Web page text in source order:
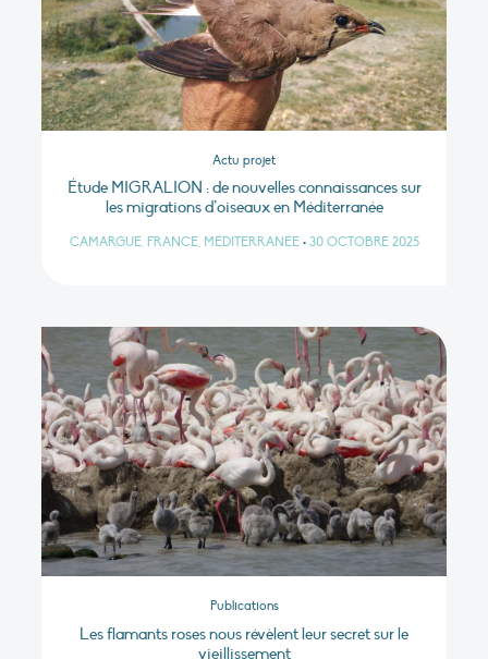
Actu projet
Étude MIGRALION : de nouvelles connaissances sur
les migrations d’oiseaux en Méditerranée
CAMARGUE, FRANCE, MÉDITERRANÉE • 30 OCTOBRE 2025
Publications
Les flamants roses nous révèlent leur secret sur le
vieillissement